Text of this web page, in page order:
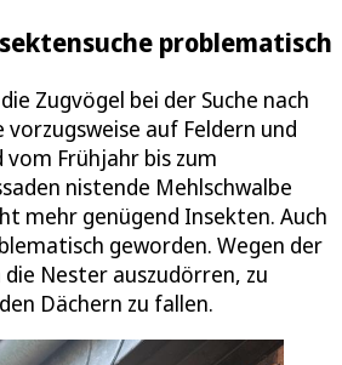
problematisch
Zugvögel bei der Suche nach
vorzugsweise auf Feldern und
vom Frühjahr bis zum
nistende Mehlschwalbe
mehr genügend Insekten. Auch
geworden. Wegen der
Nester auszudörren, zu
Dächern zu fallen.